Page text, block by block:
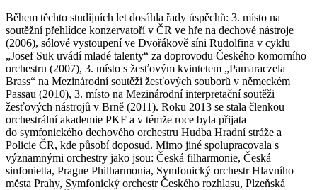
Během těchto studijních let dosáhla řady úspěchů: 3. místo na
soutěžní přehlídce konzervatoří v ČR ve hře na dechové nástroje
(2006), sólové vystoupení ve Dvořákově síni Rudolfina v cyklu
„Josef Suk uvádí mladé talenty“ za doprovodu Českého komorního
orchestru (2007), 3. místo s žesťovým kvintetem „Pamaraczela
Brass“ na Mezinárodní soutěži žesťových souborů v německém
Passau (2010), 3. místo na Mezinárodní interpretační soutěži
žesťových nástrojů v Brně (2011). Roku 2013 se stala členkou
orchestrální akademie PKF a v témže roce byla přijata
do symfonického dechového orchestru Hudba Hradní stráže a
Policie ČR, kde působí doposud. Mimo jiné spolupracovala s
významnými orchestry jako jsou: Česká filharmonie, Česká
sinfonietta, Prague Philharmonia, Symfonický orchestr Hlavního
města Prahy, Symfonický orchestr Českého rozhlasu, Plzeňská